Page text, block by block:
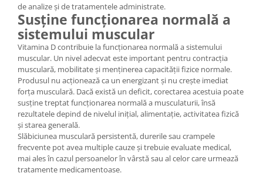
de analize și de tratamentele administrate.
Susține funcționarea normală a
sistemului muscular
Vitamina D contribuie la funcționarea normală a sistemului
muscular. Un nivel adecvat este important pentru contracția
musculară, mobilitate și menținerea capacității fizice normale.
Produsul nu acționează ca un energizant și nu crește imediat
forța musculară. Dacă există un deficit, corectarea acestuia poate
susține treptat funcționarea normală a musculaturii, însă
rezultatele depind de nivelul inițial, alimentație, activitatea fizică
și starea generală.
Slăbiciunea musculară persistentă, durerile sau crampele
frecvente pot avea multiple cauze și trebuie evaluate medical,
mai ales în cazul persoanelor în vârstă sau al celor care urmează
tratamente medicamentoase.